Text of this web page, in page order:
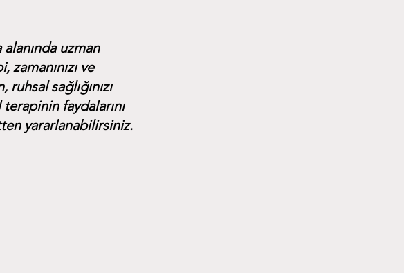
uzman
ve
sağlığınızı
faydalarını
yararlanabilirsiniz.